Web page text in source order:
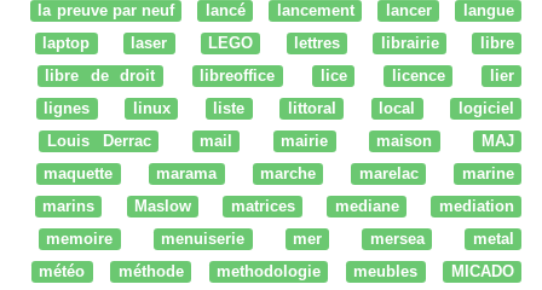
la preuve par neuf
lancé lancement lancer
langue
laptop
laser LEGO lettres librairie
libre
libre de droit
libreoffice lice licence
lier
lignes
linux liste littoral local
logiciel
Louis Derrac
mail mairie maison
MAJ
maquette
marama marche marelac
marine
marins
Maslow matrices mediane
mediation
memoire
menuiserie mer mersea
metal
météo
méthode methodologie meubles
MICADO